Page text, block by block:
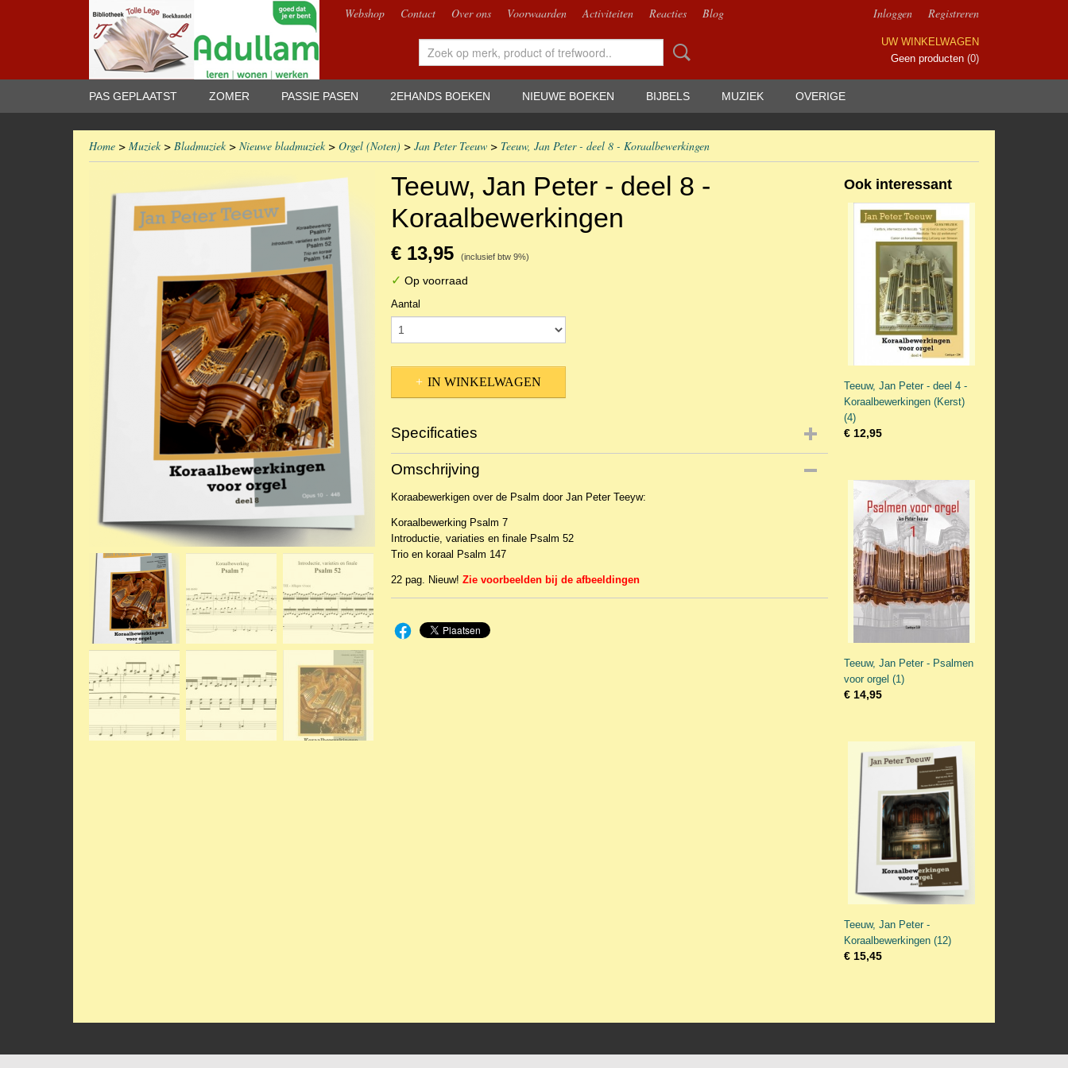
Webshop Contact Over ons Voorwaarden Activiteiten Reacties Blog Inloggen Registreren
UW WINKELWAGEN
Geen producten (0)
PAS GEPLAATST ZOMER PASSIE PASEN 2EHANDS BOEKEN NIEUWE BOEKEN BIJBELS MUZIEK OVERIGE
Home > Muziek> Bladmuziek> Nieuwe bladmuziek> Orgel (Noten) > Jan Peter Teeuw > Teeuw, Jan Peter - deel 8 - Koraalbewerkingen
Teeuw, Jan Peter - deel 8 -
Koraalbewerkingen
€ 13,95 (inclusief btw 9%)
✓ Op voorraad
Aantal
IN WINKELWAGEN
Specificaties
Productcode
EAN code
Omschrijving
Koraabewerkigen over de Psalm door Jan Peter Teeyw:
Koraalbewerking Psalm 7
Introductie, variaties en finale Psalm 52
Trio en koraal Psalm 147
22 pag. Nieuw! Zie voorbeelden bij de afbeeldingen
Ook interessant
Teeuw, Jan Peter - deel 4 -
Koraalbewerkingen (Kerst)
(4)
€ 12,95
Teeuw, Jan Peter - Psalmen
voor orgel (1)
€ 14,95
Teeuw, Jan Peter -
Koraalbewerkingen (12)
€ 15,45